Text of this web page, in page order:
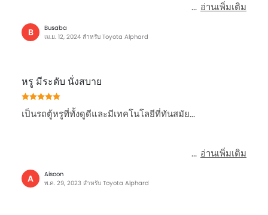
อ่านเพิ่มเติม
B
Busaba
เม.ย. 12, 2024 สำหรับ Toyota Alphard
หรู มีระดับ นั่งสบาย
เป็นรถตู้หรูที่ทั้งดูดีและมีเทคโนโลยีที่ทันสมัย...
อ่านเพิ่มเติม
A
Aisoon
พ.ค. 29, 2023 สำหรับ Toyota Alphard